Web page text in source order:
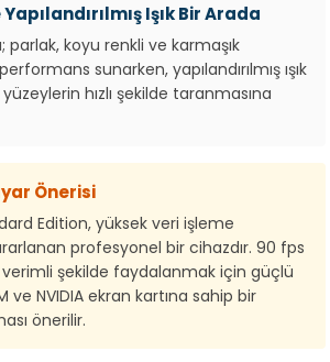
Işık Bir Arada
parlak, koyu renkli ve karmaşık
sunarken, yapılandırılmış ışık
hızlı şekilde taranmasına
Önerisi
Edition, yüksek veri işleme
profesyonel bir cihazdır. 90 fps
şekilde faydalanmak için güçlü
ve NVIDIA ekran kartına sahip bir
önerilir.